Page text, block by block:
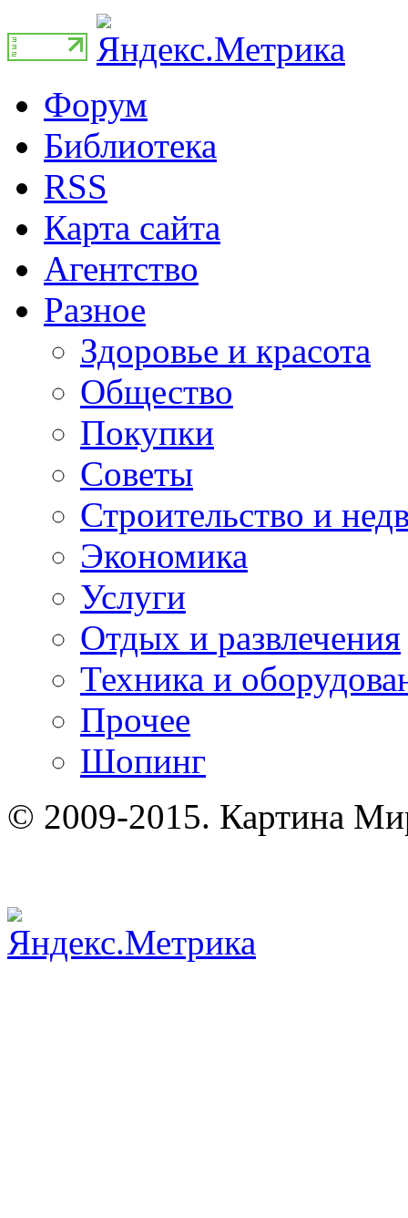
Форум
Библиотека
RSS
Карта сайта
Агентство
Разное
Здоровье и красота
Общество
Покупки
Советы
Строительство и
Экономика
Услуги
Отдых и развлечения
Техника и
Прочее
Шопинг
© 2009-2015. Картина